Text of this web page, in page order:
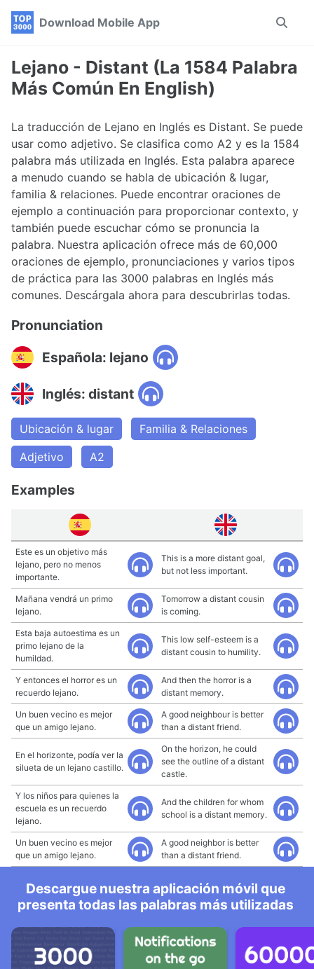
Skip
navigation
Skip
Skip
Download Mobile App
Toggle
Lejano - Distant (La 1584 Palabra
Más Común En English)
La traducción de Lejano en Inglés es Distant. Se puede
usar como adjetivo. Se clasifica como A2 y es la 1584
palabra más utilizada en Inglés. Esta palabra aparece
a menudo cuando se habla de ubicación & lugar,
familia & relaciones. Puede encontrar oraciones de
ejemplo a continuación para proporcionar contexto, y
también puede escuchar cómo se pronuncia la
palabra. Nuestra aplicación ofrece más de 60,000
oraciones de ejemplo, pronunciaciones y varios tipos
de práctica para las 3000 palabras en Inglés más
comunes. Descárgala ahora para descubrirlas todas.
Pronunciation
Española: lejano
Inglés: distant
Ubicación & lugar
Familia & Relaciones
Adjetivo
A2
Examples
Este es un objetivo más
lejano, pero no menos
importante.
This is a more distant goal,
but not less important.
Mañana vendrá un primo
lejano.
Tomorrow a distant cousin
is coming.
Esta baja autoestima es un
primo lejano de la
humildad.
This low self-esteem is a
distant cousin to humility.
Y entonces el horror es un
recuerdo lejano.
And then the horror is a
distant memory.
Un buen vecino es mejor
que un amigo lejano.
A good neighbour is better
than a distant friend.
En el horizonte, podía ver la
silueta de un lejano castillo.
On the horizon, he could
see the outline of a distant
castle.
Y los niños para quienes la
escuela es un recuerdo
lejano.
And the children for whom
school is a distant memory.
Un buen vecino es mejor
que un amigo lejano.
A good neighbor is better
than a distant friend.
Descargue nuestra aplicación móvil que
presenta todas las palabras más utilizadas